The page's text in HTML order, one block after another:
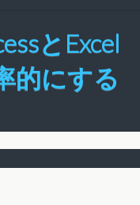
とExcel
的にする